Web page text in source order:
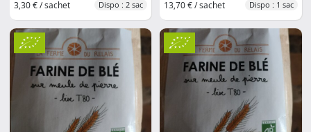
3,30 € / sachet Dispo : 2 sac 13,70 € / sachet Dispo : 1 sac